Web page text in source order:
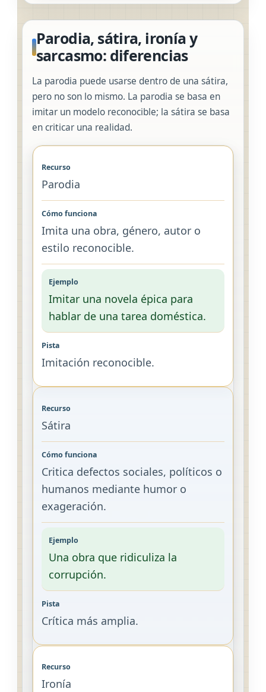
Parodia, sátira, ironía y
sarcasmo: diferencias
La parodia puede usarse dentro de una sátira,
pero no son lo mismo. La parodia se basa en
imitar un modelo reconocible; la sátira se basa
en criticar una realidad.
Parodia
Imita una obra, género, autor o
estilo reconocible.
Imitar una novela épica para
hablar de una tarea doméstica.
Imitación reconocible.
Sátira
Critica defectos sociales, políticos o
humanos mediante humor o
exageración.
Una obra que ridiculiza la
corrupción.
Crítica más amplia.
Ironía